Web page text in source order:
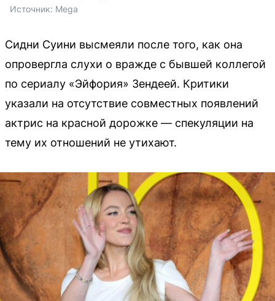
Источник: Mega
Сидни Суини высмеяли после того, как она
опровергла слухи о вражде с бывшей коллегой
по сериалу «Эйфория» Зендеей. Критики
указали на отсутствие совместных появлений
актрис на красной дорожке — спекуляции на
тему их отношений не утихают.